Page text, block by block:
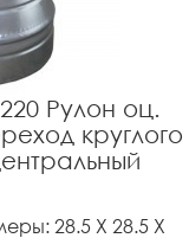
Рулон оц.
круглого
28.5 X 28.5 X